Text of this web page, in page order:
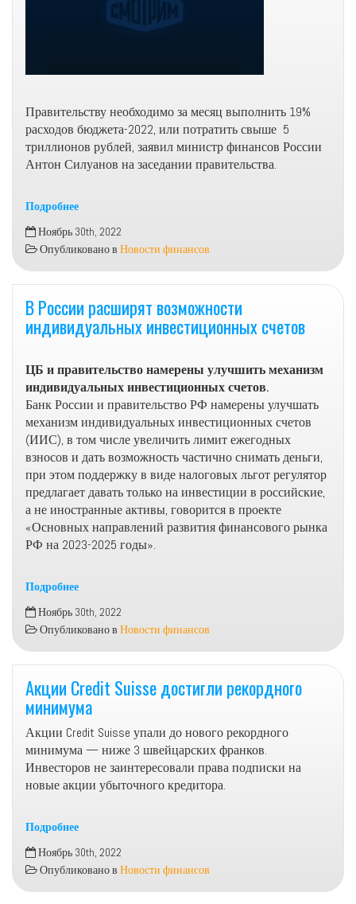
Правительству необходимо за месяц выполнить 19%
расходов бюджета-2022, или потратить свыше 5
триллионов рублей, заявил министр финансов России
Антон Силуанов на заседании правительства.
Подробнее
Силуанов
сообщил
о
планах
за
месяц
5
трлн
рублей
Ноябрь 30th, 2022
Опубликовано в Новости финансов
В России расширят возможности
индивидуальных инвестиционных счетов
ЦБ и правительство намерены улучшить механизм
индивидуальных инвестиционных счетов.
Банк России и правительство РФ намерены улучшать
механизм индивидуальных инвестиционных счетов
(ИИС), в том числе увеличить лимит ежегодных
взносов и дать возможность частично снимать деньги,
при этом поддержку в виде налоговых льгот регулятор
предлагает давать только на инвестиции в российские,
а не иностранные активы, говорится в проекте
«Основных направлений развития финансового рынка
РФ на 2023-2025 годы».
Подробнее
В
России
расширят
возможности
инвестиционных
счетов
Ноябрь 30th, 2022
Опубликовано в Новости финансов
Акции Credit Suisse достигли рекордного
минимума
Акции Credit Suisse упали до нового рекордного
минимума — ниже 3 швейцарских франков.
Инвесторов не заинтересовали права подписки на
новые акции убыточного кредитора.
Подробнее
Акции
Credit
Suisse
достигли
Ноябрь 30th, 2022
Опубликовано в Новости финансов